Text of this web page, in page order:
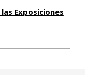
Exposiciones